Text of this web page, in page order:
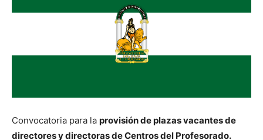
Convocatoria para la provisión de plazas vacantes de
directores y directoras de Centros del Profesorado.